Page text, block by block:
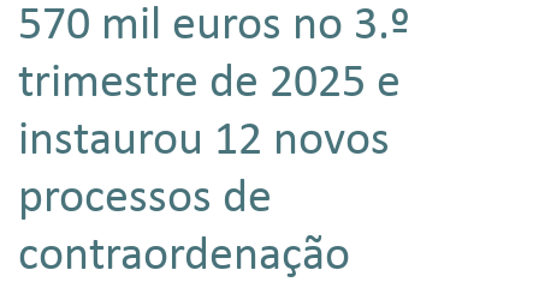
570 mil euros no 3.º
trimestre de 2025 e
instaurou 12 novos
processos de
contraordenação